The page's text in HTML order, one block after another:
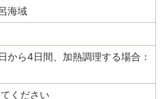
海域
から4日間、加熱調理する場合：
ください